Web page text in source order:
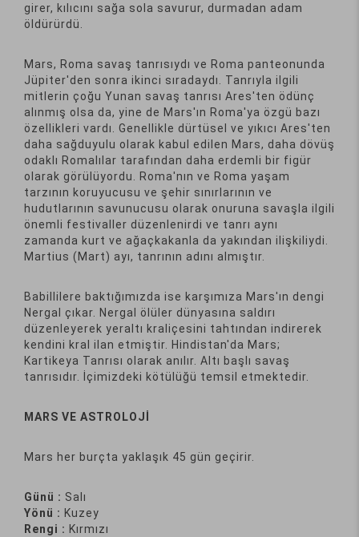
girer, kılıcını sağa sola savurur, durmadan adam
öldürürdü.
Mars, Roma savaş tanrısıydı ve Roma panteonunda
Jüpiter'den sonra ikinci sıradaydı. Tanrıyla ilgili
mitlerin çoğu Yunan savaş tanrısı Ares'ten ödünç
alınmış olsa da, yine de Mars'ın Roma'ya özgü bazı
özellikleri vardı. Genellikle dürtüsel ve yıkıcı Ares'ten
daha sağduyulu olarak kabul edilen Mars, daha dövüş
odaklı Romalılar tarafından daha erdemli bir figür
olarak görülüyordu. Roma'nın ve Roma yaşam
tarzının koruyucusu ve şehir sınırlarının ve
hudutlarının savunucusu olarak onuruna savaşla ilgili
önemli festivaller düzenlenirdi ve tanrı aynı
zamanda kurt ve ağaçkakanla da yakından ilişkiliydi.
Martius (Mart) ayı, tanrının adını almıştır.
Babillilere baktığımızda ise karşımıza Mars'ın dengi
Nergal çıkar. Nergal ölüler dünyasına saldırı
düzenleyerek yeraltı kraliçesini tahtından indirerek
kendini kral ilan etmiştir. Hindistan'da Mars;
Kartikeya Tanrısı olarak anılır. Altı başlı savaş
tanrısıdır. İçimizdeki kötülüğü temsil etmektedir.
MARS VE ASTROLOJİ
Mars her burçta yaklaşık 45 gün geçirir.
Günü : Salı
Yönü : Kuzey
Rengi : Kırmızı